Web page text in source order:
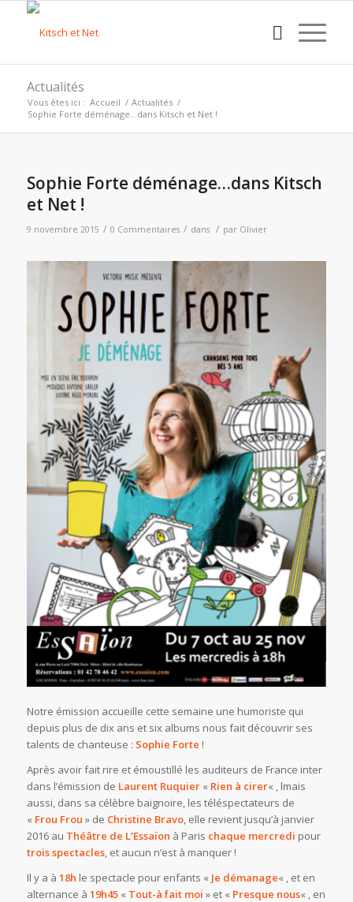
Actualités
Vous êtes ici : Accueil / Actualités /
Sophie Forte déménage…dans Kitsch et Net !
Sophie Forte déménage…dans Kitsch
et Net !
9 novembre 2015 / 0 Commentaires / dans / par Olivier
Notre émission accueille cette semaine une humoriste qui
depuis plus de dix ans et six albums nous fait découvrir ses
talents de chanteuse : Sophie Forte !
Après avoir fait rire et émoustillé les auditeurs de France inter
dans l’émission de Laurent Ruquier« Rien à cirer« , lmais
aussi, dans sa célèbre baignoire, les téléspectateurs de
« Frou Frou » de Christine Bravo, elle revient jusqu’à janvier
2016 au Théâtre de L’Essaïon à Paris chaque mercredi pour
trois spectacles, et aucun n’est à manquer !
Il y a à 18h le spectacle pour enfants « Je démanage« , et en
alternance à 19h45« Tout-à fait moi » et « Presque nous« , en